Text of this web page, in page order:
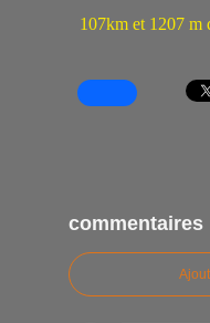
107km et 1207 m
commentaires